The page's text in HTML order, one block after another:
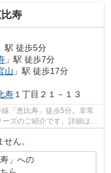
寿
」駅 徒歩5分
」駅 徒歩7分
山 」駅 徒歩17分
寿 １丁目２１－１３
「恵比寿」徒歩5分。非常
ズのご紹介です。詳細はお
ん。
」への